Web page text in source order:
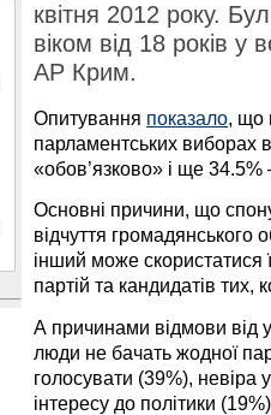
квітня 2012 року.
віком від 18 років у
АР Крим.
Опитування показало, що
парламентських виборах
«обов’язково» і ще 34.5%
Основні причини, що
відчуття громадянського
інший може скористатися
партій та кандидатів тих,
А причинами відмови від
люди не бачать жодної
голосувати (39%), невіра
інтересу до політики